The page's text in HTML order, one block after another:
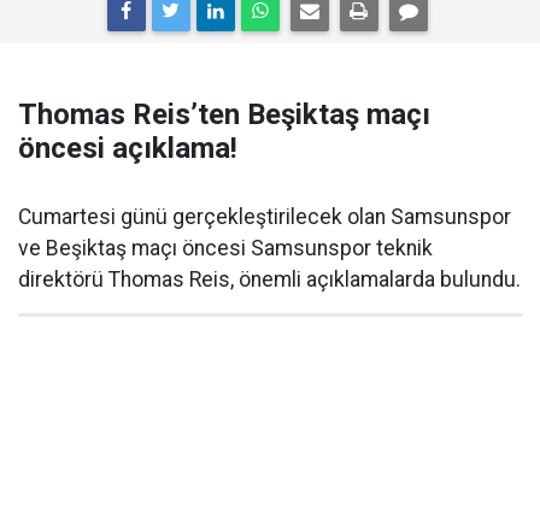
Thomas Reis’ten Beşiktaş maçı
öncesi açıklama!
Cumartesi günü gerçekleştirilecek olan Samsunspor
ve Beşiktaş maçı öncesi Samsunspor teknik
direktörü Thomas Reis, önemli açıklamalarda bulundu.